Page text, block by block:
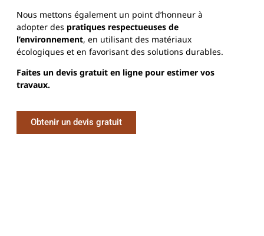
Nous mettons également un point d’honneur à
adopter des pratiques respectueuses de
l’environnement, en utilisant des matériaux
écologiques et en favorisant des solutions durables.
Faites un devis gratuit en ligne pour estimer vos
travaux.
Obtenir un devis gratuit